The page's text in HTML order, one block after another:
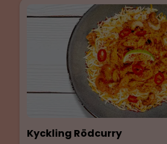
Kyckling Rödcurry